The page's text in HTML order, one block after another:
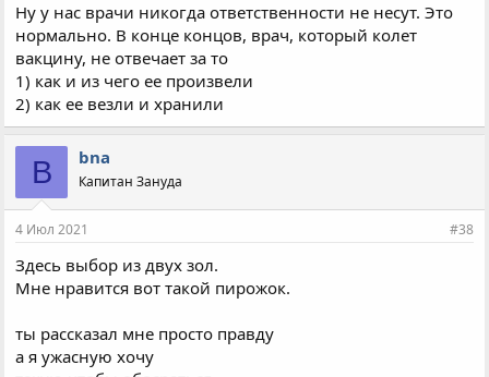
Ну у нас врачи никогда ответственности не несут. Это
нормально. В конце концов, врач, который колет
вакцину, не отвечает за то
1) как и из чего ее произвели
2) как ее везли и хранили
B bna
Капитан Зануда
4 Июл 2021 #38
Здесь выбор из двух зол.
Мне нравится вот такой пирожок.
ты рассказал мне просто правду
а я ужасную хочу